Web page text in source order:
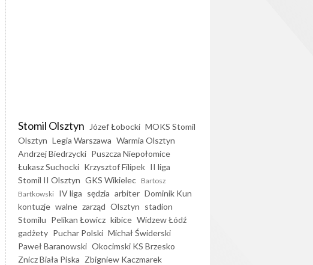
Stomil Olsztyn Józef Łobocki MOKS Stomil
Olsztyn Legia Warszawa Warmia Olsztyn
Andrzej Biedrzycki Puszcza Niepołomice
Łukasz Suchocki Krzysztof Filipek II liga
Stomil II Olsztyn GKS Wikielec Bartosz
Bartkowski IV liga sędzia arbiter Dominik Kun
kontuzje walne zarząd Olsztyn stadion
Stomilu Pelikan Łowicz kibice Widzew Łódź
gadżety Puchar Polski Michał Świderski
Paweł Baranowski Okocimski KS Brzesko
Znicz Biała Piska Zbigniew Kaczmarek